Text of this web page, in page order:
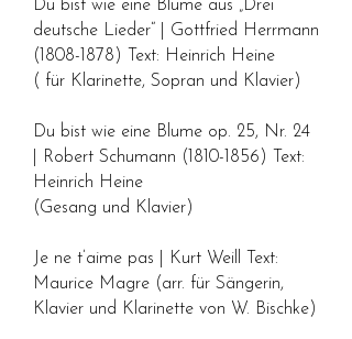
Du bist wie eine Blume aus „Drei
deutsche Lieder“ | Gottfried Herrmann
(1808-1878)
Text: Heinrich Heine
( für Klarinette, Sopran und Klavier)
Du bist wie eine Blume op. 25, Nr. 24
| Robert Schumann (1810-1856)
Text:
Heinrich Heine
(Gesang und Klavier)
Je ne t’aime pas | Kurt Weill Text:
Maurice Magre (arr. für Sängerin,
Klavier und Klarinette von W. Bischke)